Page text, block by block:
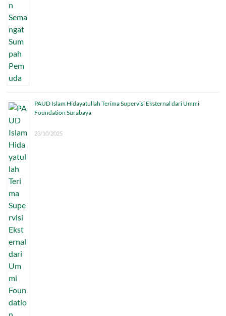
PAUD Islam Hidayatullah Terima Supervisi Eksternal dari Ummi
Foundation Surabaya
23/10/2025